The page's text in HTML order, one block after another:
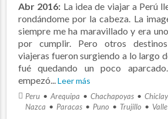
Abr 2016: La idea de viajar a Perú
rondándome por la cabeza. La
siempre me ha maravillado y era
por cumplir. Pero otros
viajeras fueron surgiendo a lo largo
fué quedando un poco
empezó...Leer más
Peru Arequipa Chachapoyas
Nazca
Paracas Puno Trujillo